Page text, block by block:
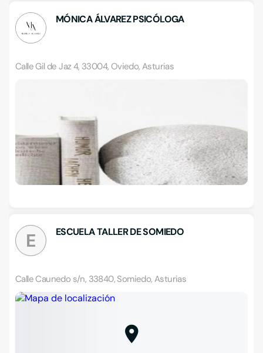
MÓNICA ÁLVAREZ PSICÓLOGA
Calle Gil de Jaz 4, 33004, Oviedo, Asturias
E ESCUELA TALLER DE SOMIEDO
Calle Caunedo s/n, 33840, Somiedo, Asturias